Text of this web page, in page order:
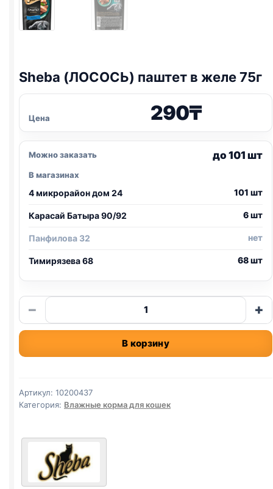
Sheba (ЛОСОСЬ) паштет в желе 75г
Цена 290₸
Можно заказать до 101 шт
В магазинах
4 микрорайон дом 24 101 шт
Карасай Батыра 90/92 6 шт
Панфилова 32 нет
Тимирязева 68 68 шт
−
Количество
товара
Sheba
паштет
желе
75г
+
В корзину
Артикул: 10200437
Категория: Влажные корма для кошек